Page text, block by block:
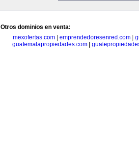
Otros dominios en venta:
mexofertas.com
emprendedoresenred.com
guatemalapropiedades.com|